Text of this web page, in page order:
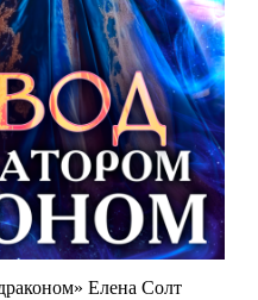
Елена Солт